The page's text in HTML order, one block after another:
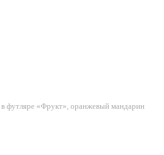
футляре «Фрукт», оранжевый мандарин